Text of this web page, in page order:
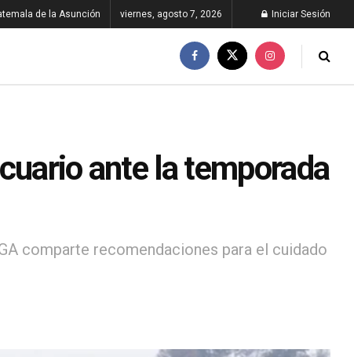
de la Asunción viernes, agosto 7, 2026 Iniciar Sesión
ante la temporada
comparte recomendaciones para el cuidado